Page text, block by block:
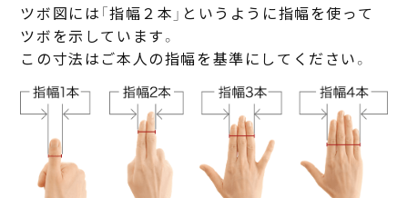
ツボ図には「指幅２本」というように指幅を使って
ツボを示しています。
この寸法はご本人の指幅を基準にしてください。